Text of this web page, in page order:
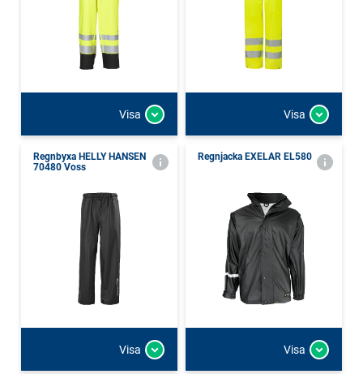
Visa Visa
Regnbyxa HELLY HANSEN
70480 Voss
Visa
Regnjacka EXELAR EL580
Visa